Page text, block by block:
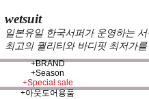
wetsuit
일본유일 한국서퍼가 운영하는
최고의 퀄리티와 바디핏 최저가
+BRAND
+Season
+Special sale
+아웃도어용품